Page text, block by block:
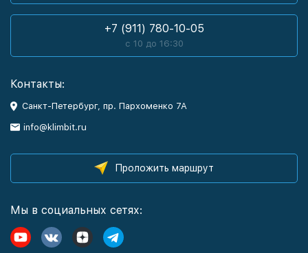
+7 (911) 780-10-05
с 10 до 16:30
Контакты:
Санкт-Петербург, пр. Пархоменко 7А
info@klimbit.ru
Проложить маршрут
Мы в социальных сетях: